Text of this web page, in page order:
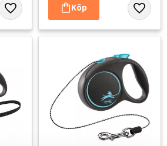
Lägg till i favoriter Lägg